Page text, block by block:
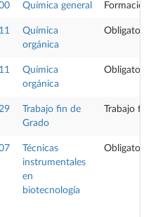
Química general
Química
orgánica
Obligatoria
Química
orgánica
Obligatoria
Trabajo fin de
Grado
Trabajo
Técnicas
instrumentales
en
biotecnología
Obligatoria